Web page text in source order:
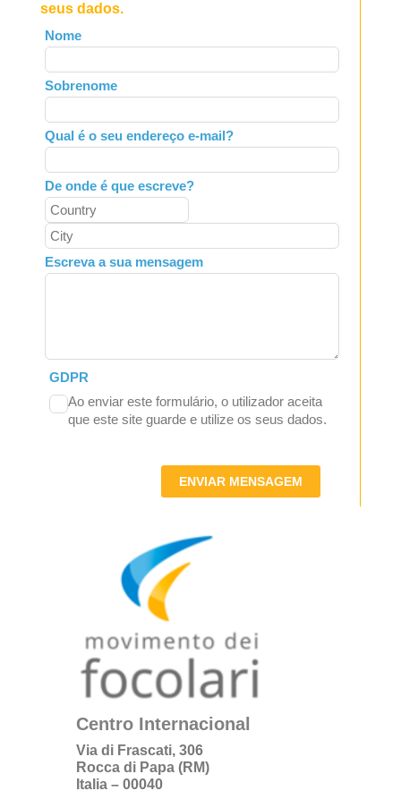
seus dados.
Leave
this
field
blank
Nome
Sobrenome
Qual é o seu endereço e-mail?
De onde é que escreve?
Escreva a sua mensagem
GDPR
Ao enviar este formulário, o utilizador aceita
que este site guarde e utilize os seus dados.
ENVIAR MENSAGEM
Centro Internacional
Via di Frascati, 306
Rocca di Papa (RM)
Italia – 00040